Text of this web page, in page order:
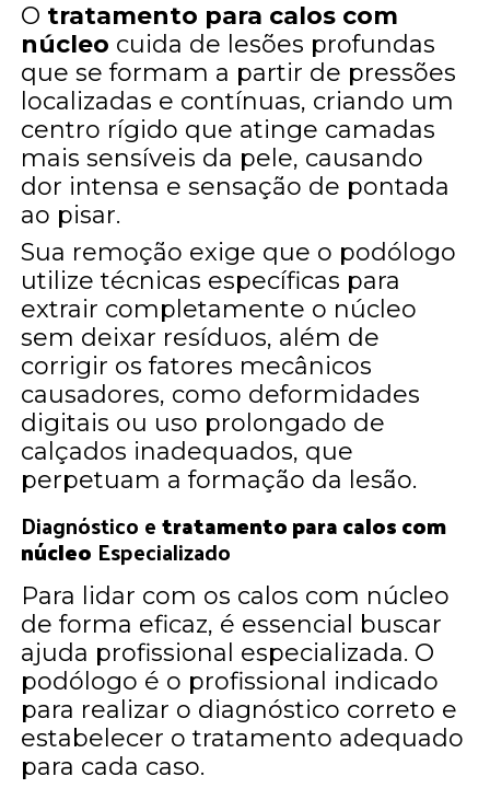
O tratamento para calos com
núcleo cuida de lesões profundas
que se formam a partir de pressões
localizadas e contínuas, criando um
centro rígido que atinge camadas
mais sensíveis da pele, causando
dor intensa e sensação de pontada
ao pisar.
Sua remoção exige que o podólogo
utilize técnicas específicas para
extrair completamente o núcleo
sem deixar resíduos, além de
corrigir os fatores mecânicos
causadores, como deformidades
digitais ou uso prolongado de
calçados inadequados, que
perpetuam a formação da lesão.
Diagnóstico etratamento para calos com
núcleo Especializado
Para lidar com os calos com núcleo
de forma eficaz, é essencial buscar
ajuda profissional especializada. O
podólogo é o profissional indicado
para realizar o diagnóstico correto e
estabelecer o tratamento adequado
para cada caso.